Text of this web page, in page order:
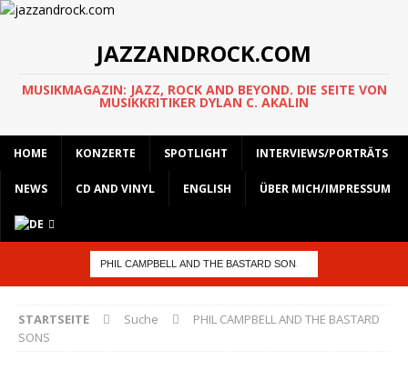
JAZZANDROCK.COM
MUSIKMAGAZIN: JAZZ, ROCK AND BEYOND. DIE SEITE VON
MUSIKKRITIKER DYLAN C. AKALIN
HOME KONZERTE SPOTLIGHT INTERVIEWS/PORTRÄTS
NEWS CD AND VINYL ENGLISH ÜBER MICH/IMPRESSUM
STARTSEITE Suche
PHIL CAMPBELL AND THE BASTARD
SONS